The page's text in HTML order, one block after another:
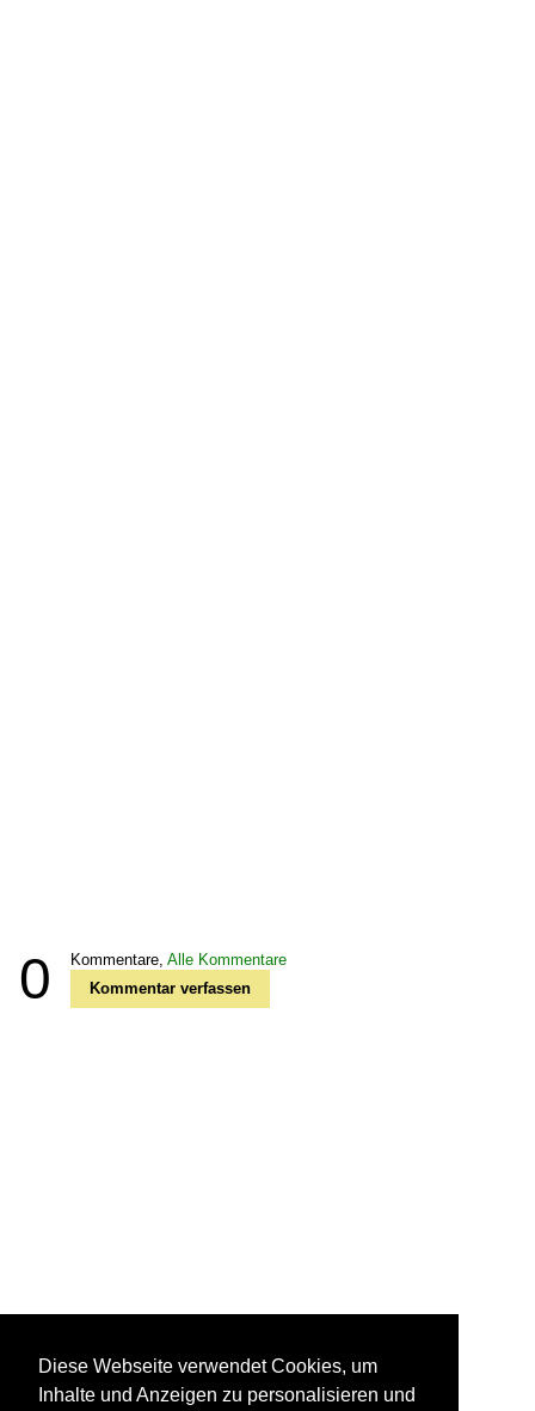
0 Kommentare, Alle Kommentare
Kommentar verfassen
Diese Webseite verwendet Cookies, um
Inhalte und Anzeigen zu personalisieren und